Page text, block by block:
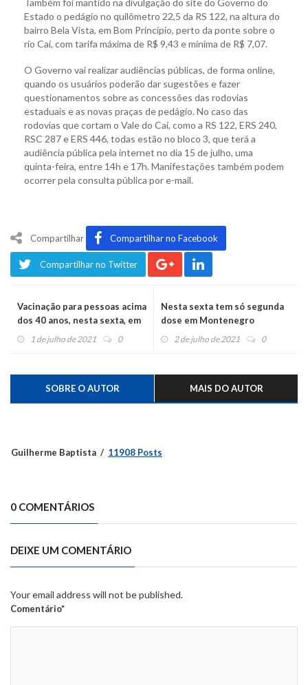
Também foi mantido na divulgação do site do Governo do
Estado o pedágio no quilômetro 22,5 da RS 122, na altura do
bairro Bela Vista, em Bom Princípio, perto da ponte sobre o
rio Caí, com tarifa máxima de R$ 9,43 e mínima de R$ 7,07.
O Governo vai realizar audiências públicas, de forma online,
quando os usuários poderão dar sugestões e fazer
questionamentos sobre as concessões das rodovias
estaduais e as novas praças de pedágio. No caso das
rodovias que cortam o Vale do Caí, como a RS 122, ERS 240,
RSC 287 e ERS 446, todas estão no bloco 3, que terá a
audiência pública pela internet no dia 15 de julho, uma
quinta-feira, entre 14h e 17h. Manifestações também podem
ocorrer pela consulta pública por e-mail.
Compartilhar Compartilhar no Facebook
Compartilhar no Twitter
Vacinação para pessoas acima
dos 40 anos, nesta sexta, em
Salvador do Sul
1 de julho de 2021 0
Nesta sexta tem só segunda
dose em Montenegro
2 de julho de 2021 0
SOBRE O AUTOR MAIS DO AUTOR
Guilherme Baptista 11908 Posts
0 COMENTÁRIOS
DEIXE UM COMENTÁRIO
Your email address will not be published.
Comentário*